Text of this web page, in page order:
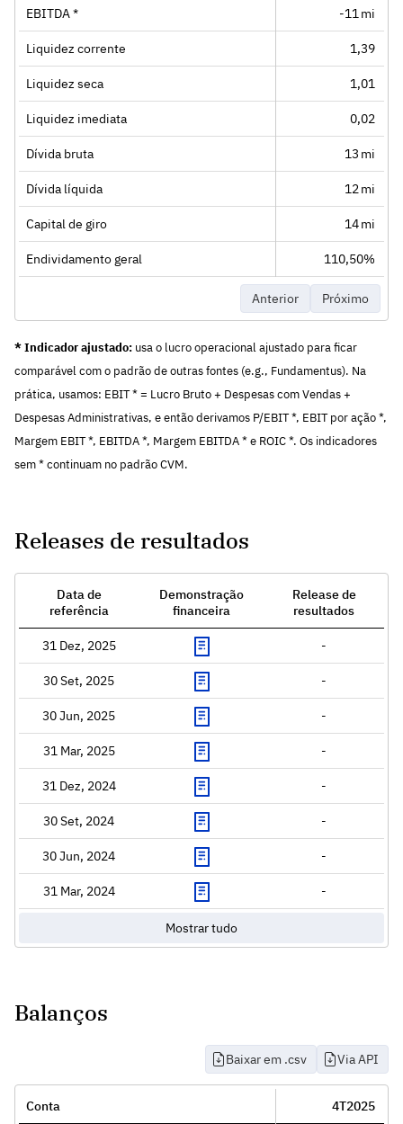
EBITDA * -11 mi
Liquidez corrente 1,39
Liquidez seca 1,01
Liquidez imediata 0,02
Dívida bruta 13 mi
Dívida líquida 12 mi
Capital de giro 14 mi
Endividamento geral 110,50%
Anterior Próximo
* Indicador ajustado: usa o lucro operacional ajustado para ficar
comparável com o padrão de outras fontes (e.g., Fundamentus). Na
prática, usamos: EBIT * = Lucro Bruto + Despesas com Vendas +
Despesas Administrativas, e então derivamos P/EBIT *, EBIT por ação *,
Margem EBIT *, EBITDA *, Margem EBITDA * e ROIC *. Os indicadores
sem * continuam no padrão CVM.
Releases de resultados
Data de
referência
Demonstração
financeira
Release de
resultados
31 Dez, 2025 -
30 Set, 2025 -
30 Jun, 2025 -
31 Mar, 2025 -
31 Dez, 2024 -
30 Set, 2024 -
30 Jun, 2024 -
31 Mar, 2024 -
Mostrar tudo
Balanços
Baixar em .csv Via API
Conta 4T2025